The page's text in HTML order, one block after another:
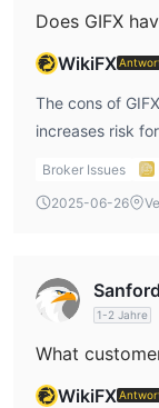
Does GIFX
WikiFX
The cons of
increases risk
restrictions, as
regarding
Broker Issues
2025-06-26
Sanford
1-2 Jahre
What
WikiFX